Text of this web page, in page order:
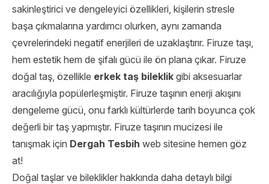
sakinleştirici ve dengeleyici özellikleri, kişilerin stresle
başa çıkmalarına yardımcı olurken, aynı zamanda
çevrelerindeki negatif enerjileri de uzaklaştırır. Firuze taşı,
hem estetik hem de şifalı gücü ile ön plana çıkar. Firuze
doğal taş, özellikle erkek taş bileklik gibi aksesuarlar
aracılığıyla popülerleşmiştir. Firuze taşının enerji akışını
dengeleme gücü, onu farklı kültürlerde tarih boyunca çok
değerli bir taş yapmıştır. Firuze taşının mucizesi ile
tanışmak için Dergah Tesbih web sitesine hemen göz
at!
Doğal taşlar ve bileklikler hakkında daha detaylı bilgi